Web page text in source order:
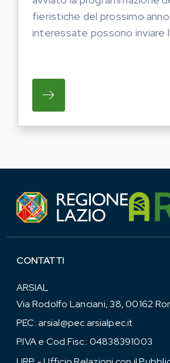
fieristiche del prossimo
interessate possono inviare
SU REGIONE LAZIO E
CONTATTI
ARSIAL
Via Rodolfo Lanciani, 38, 00162
PEC:arsial@pec.arsialpec.it
P.IVA e Cod.Fisc.: 04838391003